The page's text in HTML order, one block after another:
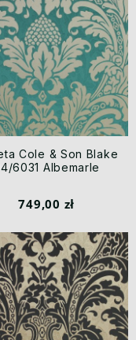
Cole & Son Blake
6031 Albemarle
749,00 zł